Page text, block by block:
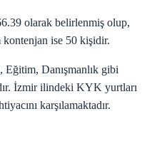
olarak belirlenmiş olup,
ise 50 kişidir.
Danışmanlık gibi
İzmirilindeki KYK yurtları
karşılamaktadır.